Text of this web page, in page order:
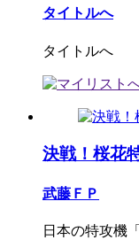
タイトルへ
タイトルへ
決戦！桜花
武藤ＦＰ
日本の特攻機